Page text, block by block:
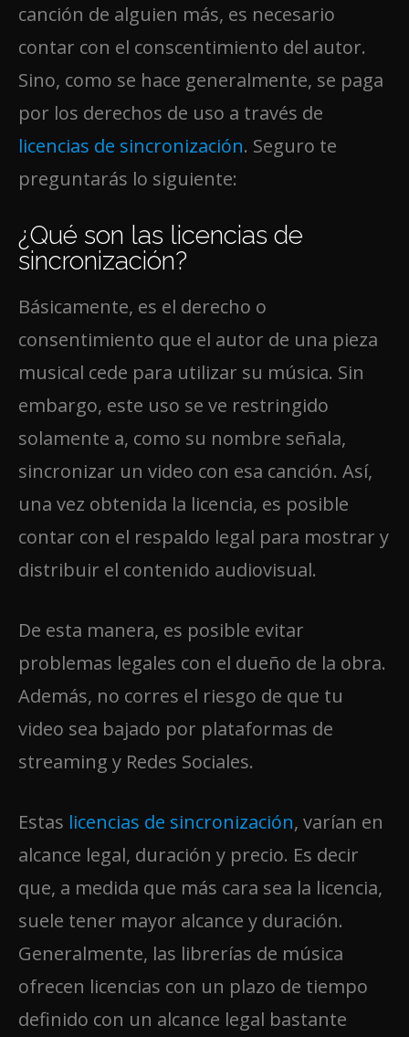
canción de alguien más, es necesario
contar con el conscentimiento del autor.
Sino, como se hace generalmente, se paga
por los derechos de uso a través de
licencias de sincronización. Seguro te
preguntarás lo siguiente:
¿Qué son las licencias de
sincronización?
Básicamente, es el derecho o
consentimiento que el autor de una pieza
musical cede para utilizar su música. Sin
embargo, este uso se ve restringido
solamente a, como su nombre señala,
sincronizar un video con esa canción. Así,
una vez obtenida la licencia, es posible
contar con el respaldo legal para mostrar y
distribuir el contenido audiovisual.
De esta manera, es posible evitar
problemas legales con el dueño de la obra.
Además, no corres el riesgo de que tu
video sea bajado por plataformas de
streaming y Redes Sociales.
Estas licencias de sincronización, varían en
alcance legal, duración y precio. Es decir
que, a medida que más cara sea la licencia,
suele tener mayor alcance y duración.
Generalmente, las librerías de música
ofrecen licencias con un plazo de tiempo
definido con un alcance legal bastante